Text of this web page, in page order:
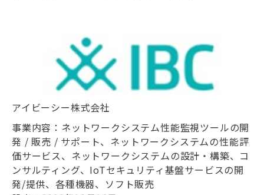
アイビーシー株式会社
事業内容：ネットワークシステム性能監視ツールの開
発 / 販売 / サポート、ネットワークシステムの性能評
価サービス、ネットワークシステムの設計・構築、コ
ンサルティング、IoTセキュリティ基盤サービスの開
発/提供、各種機器、ソフト販売